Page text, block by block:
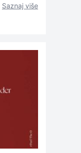
Saznaj više